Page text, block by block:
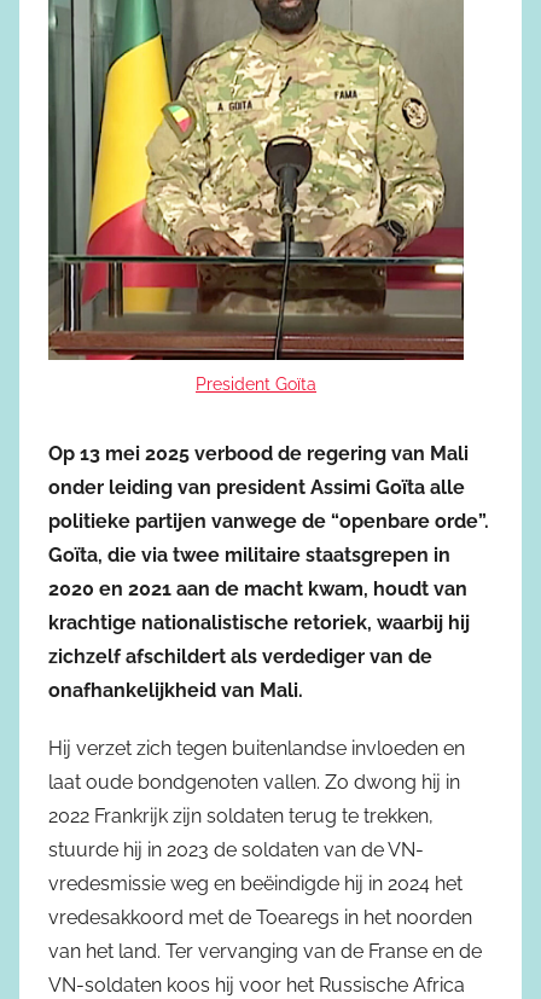
President Goïta
Op 13 mei 2025 verbood de regering van Mali
onder leiding van president Assimi Goïta alle
politieke partijen vanwege de “openbare orde”.
Goïta, die via twee militaire staatsgrepen in
2020 en 2021 aan de macht kwam, houdt van
krachtige nationalistische retoriek, waarbij hij
zichzelf afschildert als verdediger van de
onafhankelijkheid van Mali.
Hij verzet zich tegen buitenlandse invloeden en
laat oude bondgenoten vallen. Zo dwong hij in
2022 Frankrijk zijn soldaten terug te trekken,
stuurde hij in 2023 de soldaten van de VN-
vredesmissie weg en beëindigde hij in 2024 het
vredesakkoord met de Toearegs in het noorden
van het land. Ter vervanging van de Franse en de
VN-soldaten koos hij voor het Russische Africa